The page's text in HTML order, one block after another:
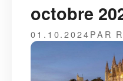
octobre
01.10.2024PAR